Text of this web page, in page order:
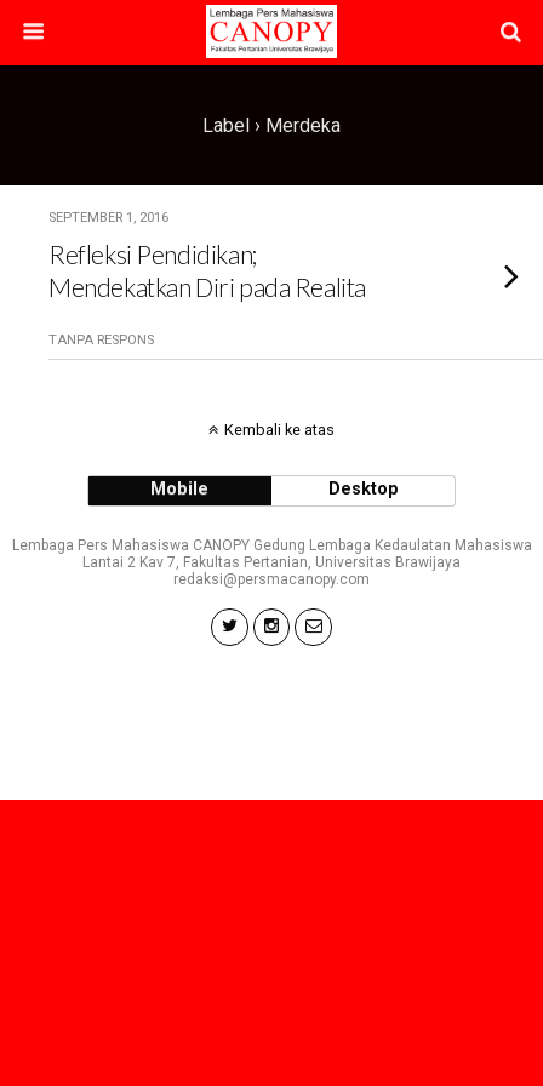
Label › Merdeka
SEPTEMBER 1, 2016
Refleksi Pendidikan;
Mendekatkan Diri pada Realita
TANPA RESPONS
Kembali ke atas
Mobile Desktop
Lembaga Pers Mahasiswa CANOPY Gedung Lembaga Kedaulatan Mahasiswa
Lantai 2 Kav 7, Fakultas Pertanian, Universitas Brawijaya
redaksi@persmacanopy.com